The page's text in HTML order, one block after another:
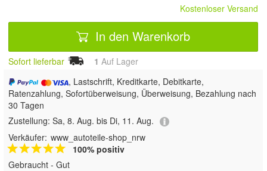
Kostenloser Versand
In den Warenkorb
Sofort lieferbar 1 Auf Lager
, Lastschrift, Kreditkarte, Debitkarte,
Ratenzahlung, Sofortüberweisung, Überweisung, Bezahlung nach
30 Tagen
Zustellung: Sa, 8. Aug. bis Di, 11. Aug.
Verkäufer: www_autoteile-shop_nrw
100% positiv
Gebraucht - Gut